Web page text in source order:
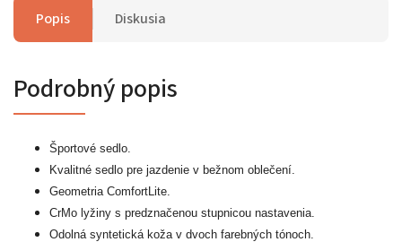
Popis Diskusia
Podrobný popis
Športové sedlo.
Kvalitné sedlo pre jazdenie v bežnom oblečení.
Geometria ComfortLite.
CrMo lyžiny s predznačenou stupnicou nastavenia.
Odolná syntetická koža v dvoch farebných tónoch.